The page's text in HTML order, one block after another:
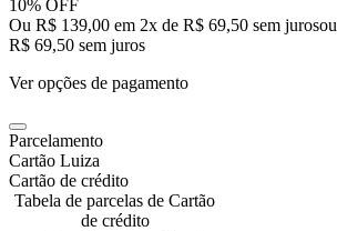
10% OFF
Ou R$ 139,00 em 2x de R$ 69,50 sem jurosou
R$ 69,50 sem juros
Ver opções de pagamento
Parcelamento
Cartão Luiza
Cartão de crédito
Tabela de parcelas de Cartão
de crédito